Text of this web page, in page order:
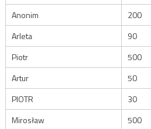
Anonim
200
Arleta
90
Piotr
500
Artur
50
PIOTR
30
Mirosław
500